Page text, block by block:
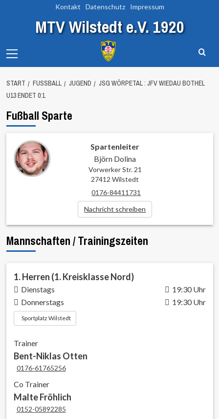
Kontakt Datenschutz Impressum
MTV Wilstedt e.V. 1920
Menu
START FUSSBALL JUGEND
JSG WÖRPETAL : JFV WIEDAU BOTHEL
U13 ENDET 0:1
Fußball Sparte
Spartenleiter
Björn Dolina
Vorwerker Str. 21
27412 Wilstedt
0176-84411731
Nachricht schreiben
Mannschaften / Trainingszeiten
1. Herren (1. Kreisklasse Nord)
Dienstags
19:30 Uhr
Donnerstags
19:30 Uhr
Sportplatz Wilstedt
Trainer
Bent-Niklas Otten
0176-61765256
Co Trainer
Malte Fröhlich
0152-05892285